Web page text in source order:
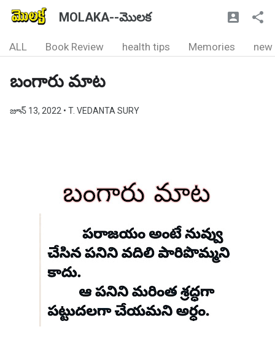
MOLAKA--మొలక
ALL Book Review health tips Memories new
బంగారు మాట
జూన్ 13, 2022 • T. VEDANTA SURY